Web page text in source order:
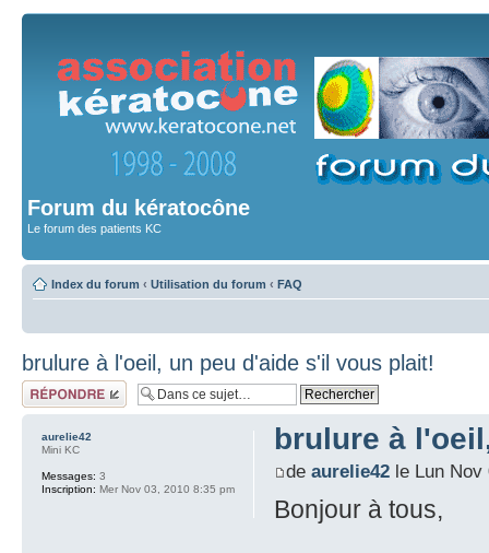
Forum du kératocône
Le forum des patients KC
Index du forum ‹ Utilisation du forum ‹ FAQ
brulure à l'oeil, un peu d'aide s'il vous plait!
Répondre
brulure à
de aurelie42le Lun Nov
Bonjour à tous,
aurelie42
Mini KC
Messages: 3
Inscription: Mer Nov 03, 2010 8:35 pm